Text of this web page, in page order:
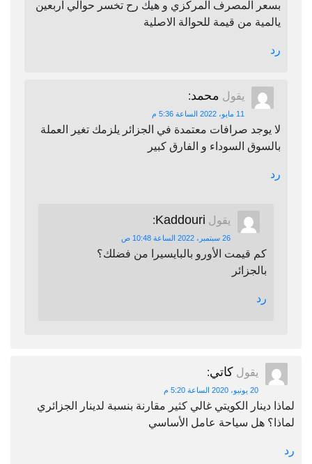
بسعر المصرف المركزي و هيك رح تخسر حوالي اربعين
يالمية من قيمة للحوالة الاصلية
رد
يقول محمد:
11 مايو، 2022 الساعة 5:36 م
لا يوجد صرافات معتمدة في الجزائر يلزمك تغير العملة
بالسوق السوداء و الفارق كبير
رد
يقول Kaddouri
:
26 سبتمبر، 2022 الساعة 10:48 ص
كم قيمت الأورو بالبايسيرا من فضلك؟
بالجزائر
رد
يقول كاتي:
20 يونيو، 2020 الساعة 5:20 م
لماذا دينار الكويتي غالي كثير مقارنة بنسبة لدينار الجزائري
لماذا؟ هل سياحة عامل الأساسي
رد